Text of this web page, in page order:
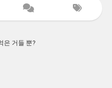
은 거들 뿐?